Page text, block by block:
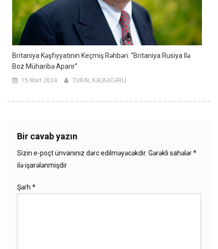
Britaniya Kəşfiyyatının Keçmiş Rəhbəri: “Britaniya Rusiya Ilə
Boz Müharibə Aparır”
15 Mart 2024 TURAL KƏLBƏCƏRLİ
Bir cavab yazın
Sizin e-poçt ünvanınız dərc edilməyəcəkdir. Gərəkli sahələr*
ilə işarələnmişdir
Şərh *